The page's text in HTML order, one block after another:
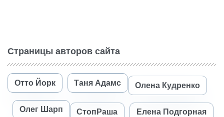
Страницы авторов сайта
Отто Йорк Таня Адамс Олена Кудренко
Олег Шарп СтопРаша Елена Подгорная